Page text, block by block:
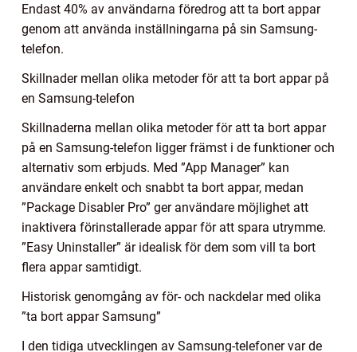
Endast 40% av användarna föredrog att ta bort appar
genom att använda inställningarna på sin Samsung-
telefon.
Skillnader mellan olika metoder för att ta bort appar på
en Samsung-telefon
Skillnaderna mellan olika metoder för att ta bort appar
på en Samsung-telefon ligger främst i de funktioner och
alternativ som erbjuds. Med ”App Manager” kan
användare enkelt och snabbt ta bort appar, medan
”Package Disabler Pro” ger användare möjlighet att
inaktivera förinstallerade appar för att spara utrymme.
”Easy Uninstaller” är idealisk för dem som vill ta bort
flera appar samtidigt.
Historisk genomgång av för- och nackdelar med olika
”ta bort appar Samsung”
I den tidiga utvecklingen av Samsung-telefoner var de